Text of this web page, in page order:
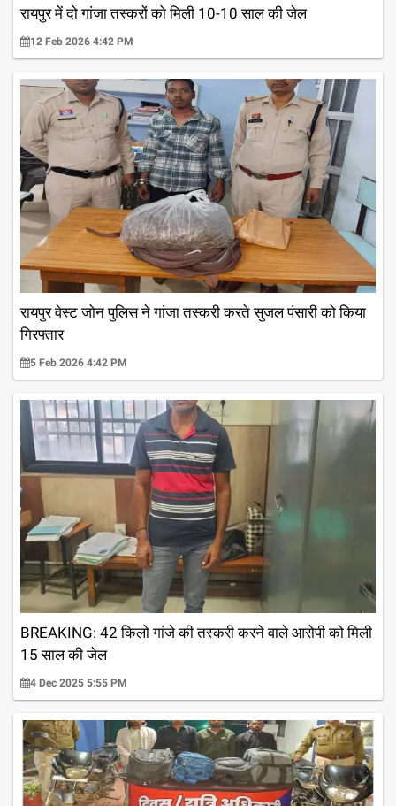
रायपुर में दो गांजा तस्करों को मिली 10-10 साल की जेल
12 Feb 2026 4:42 PM
रायपुर वेस्ट जोन पुलिस ने गांजा तस्करी करते सुजल पंसारी को किया
गिरफ्तार
5 Feb 2026 4:42 PM
BREAKING: 42 किलो गांजे की तस्करी करने वाले आरोपी को मिली
15 साल की जेल
4 Dec 2025 5:55 PM